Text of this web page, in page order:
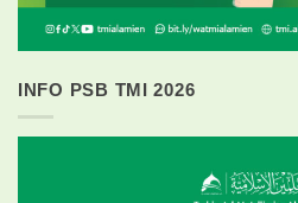
INFO PSB TMI 2026